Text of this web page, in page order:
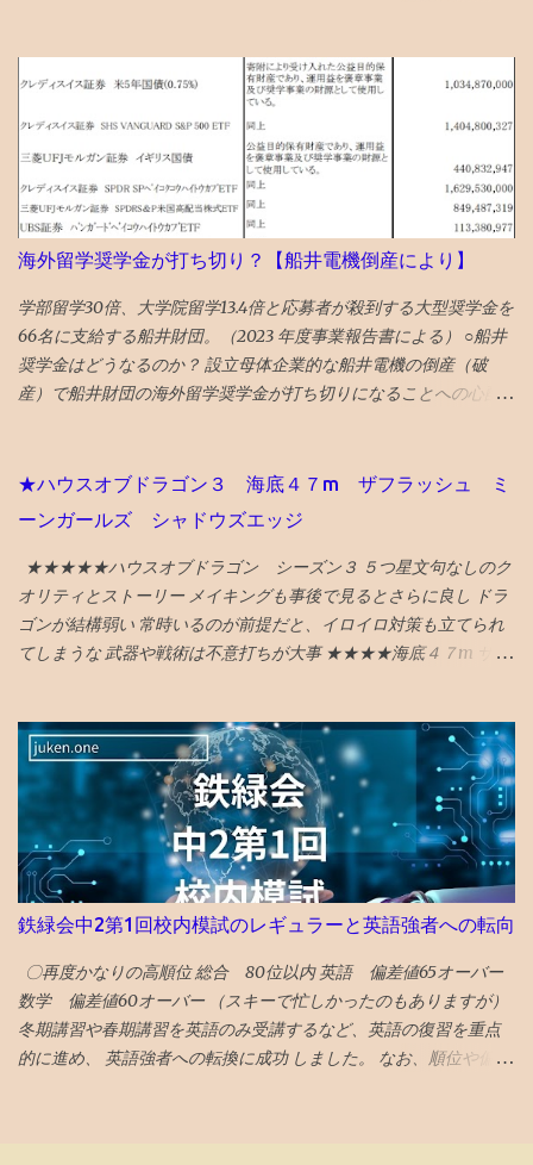
価格での指値セット 引けの３０分前に起きて株価をチェック ほぼ
何も起きていない 損切りする勇気も起きない株価の低迷具合で、
引け成りの注文取り消し 結局塩漬け状態へ...
海外留学奨学金が打ち切り？【船井電機倒産により】
学部留学30倍、大学院留学13.4倍と応募者が殺到する大型奨学金を
66名に支給する船井財団。（2023 年度事業報告書による） ○船井
奨学金はどうなるのか？ 設立母体企業的な船井電機の倒産（破
産）で船井財団の海外留学奨学金が打ち切りになることへの心配
受け取っていて、倒産により今後の 寄付金がゼロになると奨学金
支給原資が無くなる のではないか？ ②財団の基金で 船井電機の
株・社債を買っていないか ？ 船井財団のHP を調べてみると、 上
記①に関しては、 財団保有資産が113億円で、年間の利息・分配金
収入が3億円、支出が4億円。年間1億円の赤字ですが、 今後の寄付
金が無くなっても、当面は十分に運営できる基金を財団自らが保
有 しています。 毎年の寄付金受け入れにより運営されている柳井
で、母体企業の倒産による借金返済などに充てることも、（法律
違反などの相当な不正行為が行われない限り）、不可能です。 上
記②に関しては、保有金額大きい順で 米国高配当株ETF、S＆
P500ETF、米5年国債・・・となっており、自社株買いみたいな
個別株に手を出している気配はありません 。 （出典： 船井財団の
HP ） イギリス国債もありますが、米ETFと米国債が中心で、 円安
を予見していたかのような素晴らしいファンドマネジメント で
す！ 支出が米国の授業料や生活費なので、足をあわせておくのは
金融のプロには定番の考えだとは思いますが、タコつぼな運営に
なりがちなイチ公益法人がキチンと実行できているのはガバナン
スに信頼がおけます。 安心して、学業等に励むことができそうで
す。
★ハウスオブドラゴン３ 海底４７m ザフラッシュ ミ
ーンガールズ シャドウズエッジ
★★★★★ハウスオブドラゴン シーズン３ ５つ星文句なしのク
オリティとストーリー メイキングも事後で見るとさらに良し ドラ
ゴンが結構弱い 常時いるのが前提だと、イロイロ対策も立てられ
てしまうな 武器や戦術は不意打ちが大事 ★★★★海底４７m サメ
気もしたが、 最後までエンタメ要素満載で楽しめる ★★★★ザ・
フラッシュ タイムトラベル系アクションの話。 直せるところと直
せない運命が哀しい ★ボーイキルズワールド ポイントが余ってい
たので４００P使ってしまったが、駄作 星４つにつられてみてしま
ったが、失敗した。 ★★★★ミーンガールズ 条件が整えば、誰も
が、意地悪になる可能性はある あからさまな敵を作りすぎるのも
よくない ★★★★シャドウズエッジ 筋書きも結構展開があっっ
て、 単なるジャッキーチェーンのカンフー映画よりも深い
★★★★アンチャーテッド なんか昔見たことあるので、２回目だ
とワクワク感が薄れてる ★★★スチュアート・宇宙救出失敗の法
則 ビックバンセオリーのスピンオフコメディ ビックバンセオリー
はある程度見ておいた方が楽しめる 「中島淳」 面白い話と、よく
鉄緑会中2第1回校内模試のレギュラーと英語強者への転向
〇再度かなりの高順位 総合 80位以内 英語 偏差値65オーバー
数学 偏差値60オーバー （スキーで忙しかったのもありますが）
冬期講習や春期講習を英語のみ受講するなど、英語の復習を重点
的に進め、 英語強者への転換に成功 しました。 なお、順位や偏差